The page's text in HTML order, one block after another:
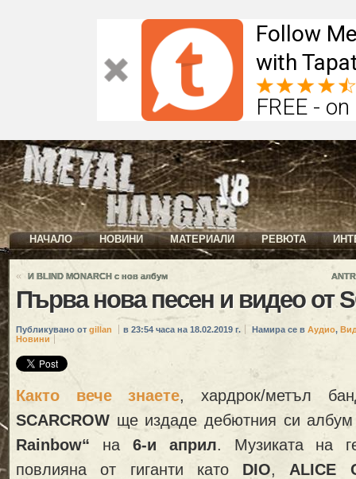
Follow
with
FREE -
НАЧАЛО НОВИНИ МАТЕРИАЛИ РЕВЮТА
« И BLIND MONARCH с нов албум
Първа нова песен и видео от
Публикувано от gillan в 23:54 часа на 18.02.2019 г. Намира се в Аудио,
Новини
Както вече знаете, хардрок/метъл
SCARCROW ще издаде дебютния си
Rainbow“ на 6-и април. Музиката на
повлияна от гиганти като DIO, ALICE